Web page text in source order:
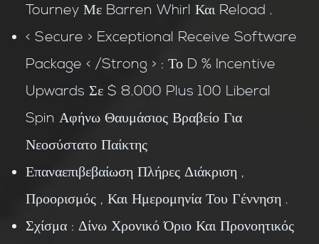
Tourney Με Barren Whirl Και Reload .
< Secure > Exceptional Receive Software
Package < /Strong > : Το D % Incentive
Upwards Σε $ 8.000 Plus 100 Liberal
Spin Αφήνω Θαυμάσιος Βραβείο Για
Νεοσύστατο Παίκτης
Επαναεπιβεβαίωση Πλήρες Διάκριση ,
Προορισμός , Και Ημερομηνία Του Γέννηση .
Σχίσμα : Δίνω Χρονικό Όριο Και Προνοητικός